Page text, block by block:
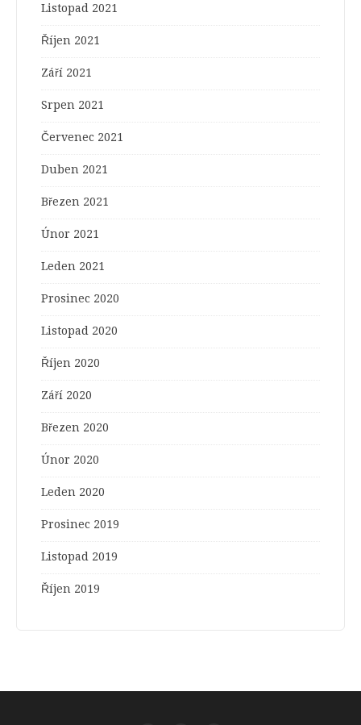
Listopad 2021
Říjen 2021
Září 2021
Srpen 2021
Červenec 2021
Duben 2021
Březen 2021
Únor 2021
Leden 2021
Prosinec 2020
Listopad 2020
Říjen 2020
Září 2020
Březen 2020
Únor 2020
Leden 2020
Prosinec 2019
Listopad 2019
Říjen 2019